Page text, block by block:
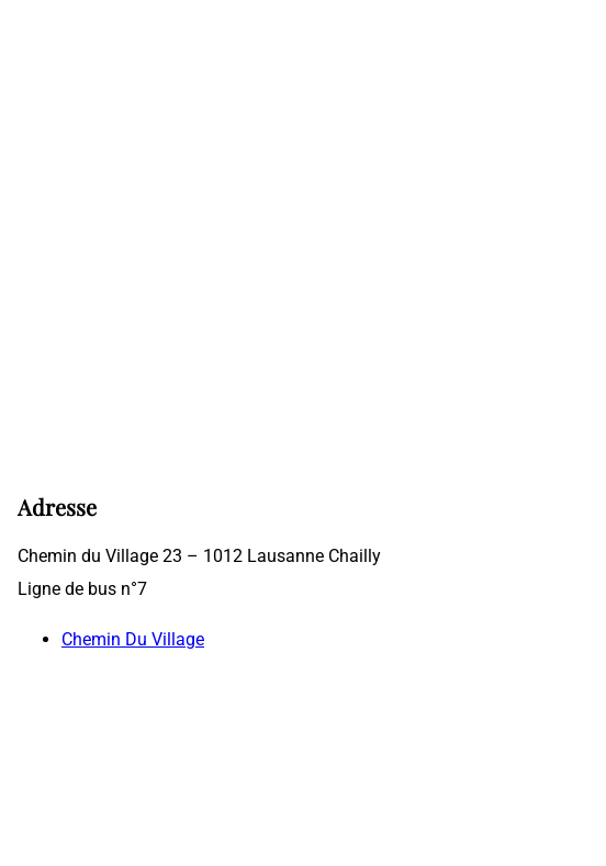
Adresse
Chemin du Village 23 – 1012 Lausanne Chailly
Ligne de bus n°7
Chemin Du Village